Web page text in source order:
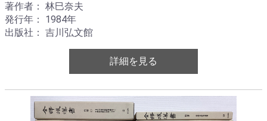
著作者： 林巳奈夫
発行年： 1984年
出版社： 吉川弘文館
詳細を見る